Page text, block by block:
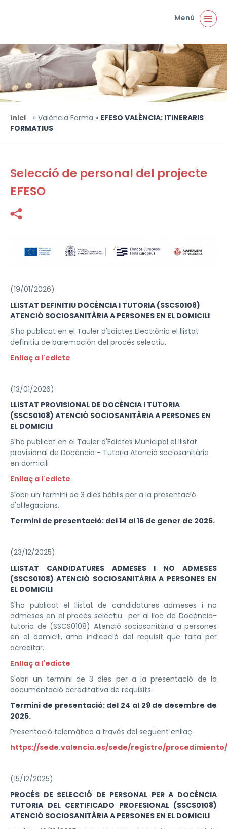
Menú
Esteu aquí
Inici » València Forma » EFESO VALÈNCIA: ITINERARIS
FORMATIUS
Selecció de personal del projecte
EFESO
(19/01/2026)
LLISTAT DEFINITIU DOCÈNCIA I TUTORIA (SSCS0108)
ATENCIÓ SOCIOSANITÀRIA A PERSONES EN EL DOMICILI
S'ha publicat en el Tauler d'Edictes Electrònic el llistat
definitiu de baremación del procés selectiu.
Enllaç a l'edicte
(13/01/2026)
LLISTAT PROVISIONAL DE DOCÈNCIA I TUTORIA
(SSCS0108) ATENCIÓ SOCIOSANITÀRIA A PERSONES EN
EL DOMICILI
S'ha publicat en el Tauler d'Edictes Municipal el llistat
provisional de Docència - Tutoria Atenció sociosanitària
en domicili
Enllaç a l'edicte
S'obri un termini de 3 dies hàbils per a la presentació
d'al·legacions.
Termini de presentació: del 14 al 16 de gener de 2026.
(23/12/2025)
LLISTAT CANDIDATURES ADMESES I NO ADMESES
(SSCS0108) ATENCIÓ SOCIOSANITÀRIA A PERSONES EN
EL DOMICILI
S'ha publicat el llistat de candidatures admeses i no
admeses en el procés selectiu per al lloc de Docència-
tutoria de (SSCS0108) Atenció sociosanitària a persones
en el domicili, amb indicació del requisit que falta per
acreditar.
Enllaç a l'edicte
S'obri un termini de 3 dies per a la presentació de la
documentació acreditativa de requisits.
Termini de presentació: del 24 al 29 de desembre de
2025.
Presentació telemàtica a través del següent enllaç:
https://sede.valencia.es/sede/registro/procedimiento/
(15/12/2025)
PROCÉS DE SELECCIÓ DE PERSONAL PER A DOCÈNCIA
TUTORIA DEL CERTIFICADO PROFESIONAL (SSCS0108)
ATENCIÓ SOCIOSANITÀRIA A PERSONES EN EL DOMICILI